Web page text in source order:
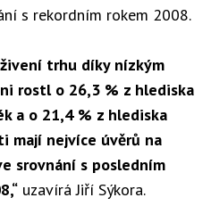
s rekordním rokem 2008.
trhu díky nízkým
rostl o 26,3 % z hlediska
a o 21,4 % z hlediska
mají nejvíce úvěrů na
srovnání s posledním
uzavírá Jiří Sýkora.